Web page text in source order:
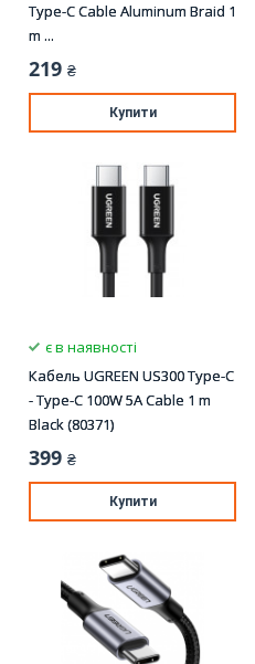
Type-C Cable Aluminum Braid 1
m ...
219 ₴
Купити
є в наявності
Кабель UGREEN US300 Type-C
- Type-C 100W 5A Cable 1 m
Black (80371)
399 ₴
Купити